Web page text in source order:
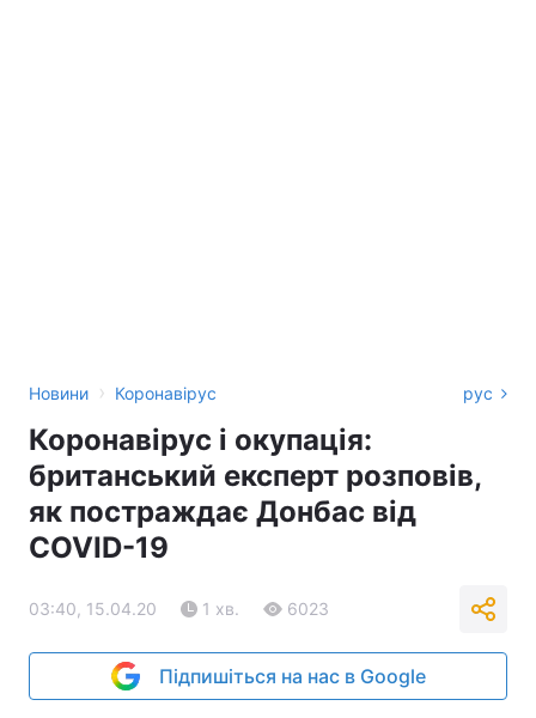
Новини › Коронавірус рус
Коронавірус і окупація:
британський експерт розповів,
як постраждає Донбас від
COVID-19
03:40, 15.04.20 1 хв. 6023
Підпишіться на нас в Google